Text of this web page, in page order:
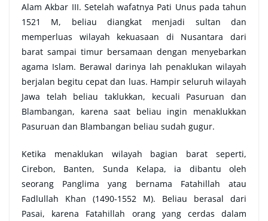
Alam Akbar III. Setelah wafatnya Pati Unus pada tahun
1521 M, beliau diangkat menjadi sultan dan
memperluas wilayah kekuasaan di Nusantara dari
barat sampai timur bersamaan dengan menyebarkan
agama Islam. Berawal darinya lah penaklukan wilayah
berjalan begitu cepat dan luas. Hampir seluruh wilayah
Jawa telah beliau taklukkan, kecuali Pasuruan dan
Blambangan, karena saat beliau ingin menaklukkan
Pasuruan dan Blambangan beliau sudah gugur.
Ketika menaklukan wilayah bagian barat seperti,
Cirebon, Banten, Sunda Kelapa, ia dibantu oleh
seorang Panglima yang bernama Fatahillah atau
Fadlullah Khan (1490-1552 M). Beliau berasal dari
Pasai, karena Fatahillah orang yang cerdas dalam